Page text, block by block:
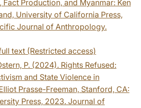
Fact Production, and Myanmar: Ken
University of California Press,
Journal of Anthropology.
text (Restricted access)
P. (2024). Rights Refused:
and State Violence in
Prasse-Freeman, Stanford, CA:
Press, 2023. Journal of